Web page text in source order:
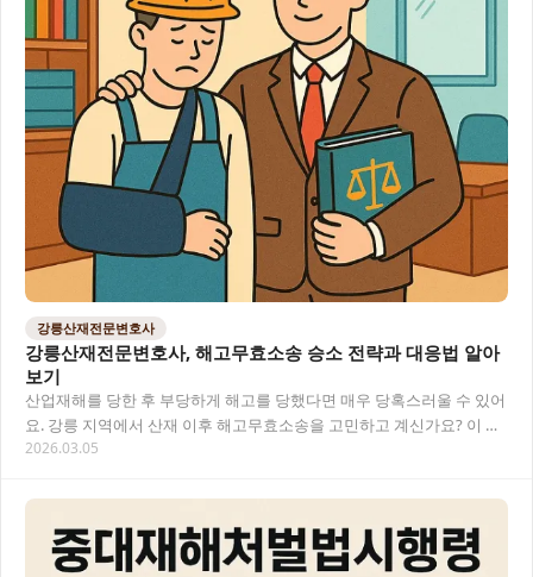
강릉산재전문변호사
강릉산재전문변호사, 해고무효소송 승소 전략과 대응법 알아
보기
산업재해를 당한 후 부당하게 해고를 당했다면 매우 당혹스러울 수 있어
요. 강릉 지역에서 산재 이후 해고무효소송을 고민하고 계신가요? 이 글
에서는 산재 피해자가 부당해고 에 맞서 싸…
2026.03.05